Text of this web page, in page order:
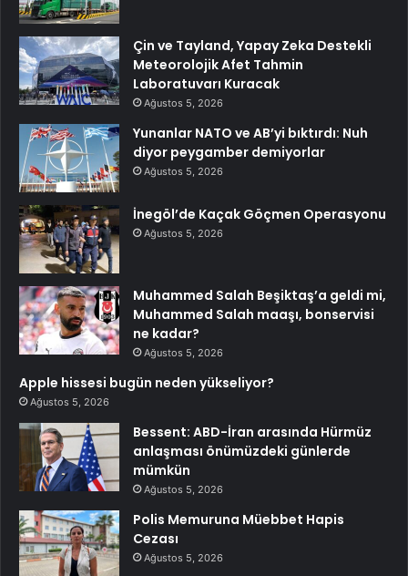
Çin ve Tayland, Yapay Zeka Destekli
Meteorolojik Afet Tahmin
Laboratuvarı Kuracak
Ağustos 5, 2026
Yunanlar NATO ve AB’yi bıktırdı: Nuh
diyor peygamber demiyorlar
Ağustos 5, 2026
İnegöl’de Kaçak Göçmen Operasyonu
Ağustos 5, 2026
Muhammed Salah Beşiktaş’a geldi mi,
Muhammed Salah maaşı, bonservisi
ne kadar?
Ağustos 5, 2026
Apple hissesi bugün neden yükseliyor?
Ağustos 5, 2026
Bessent: ABD-İran arasında Hürmüz
anlaşması önümüzdeki günlerde
mümkün
Ağustos 5, 2026
Polis Memuruna Müebbet Hapis
Cezası
Ağustos 5, 2026